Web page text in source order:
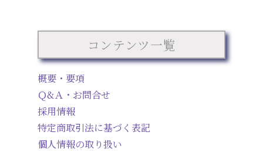
コンテンツ一覧
概要・要項
Ｑ&Ａ・お問合せ
採用情報
特定商取引法に基づく表記
個人情報の取り扱い